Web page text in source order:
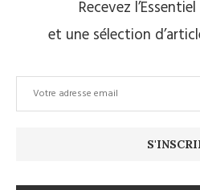
Recevez
et une sélection